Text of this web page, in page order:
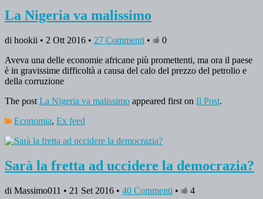
La Nigeria va malissimo
di hookii • 2 Ott 2016 • 27 Commenti •
0
Aveva una delle economie africane più promettenti, ma ora il paese
è in gravissime difficoltà a causa del calo del prezzo del petrolio e
della corruzione
The post La Nigeria va malissimo appeared first on Il Post.
Economia, Ex feed
Sarà la fretta ad uccidere la democrazia?
di Massimo011 • 21 Set 2016 • 40 Commenti •
4